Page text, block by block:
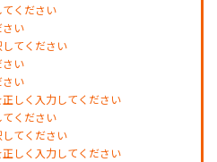
ください
さい
てください
さい
さい
しく入力してください
ください
てください
しく入力してください